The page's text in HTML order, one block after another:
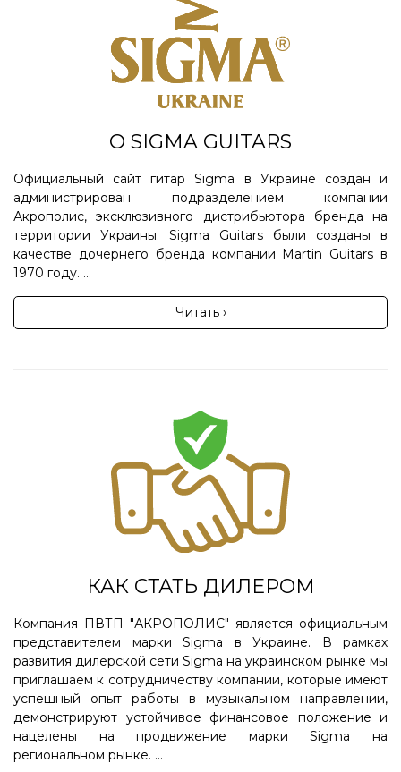
О SIGMA GUITARS
Официальный сайт гитар Sigma в Украине создан и
администрирован подразделением компании
Акрополис, эксклюзивного дистрибьютора бренда на
территории Украины. Sigma Guitars были созданы в
качестве дочернего бренда компании Martin Guitars в
1970 году. ...
Читать ›
КАК СТАТЬ ДИЛЕРОМ
Компания ПВТП "АКРОПОЛИС" является официальным
представителем марки Sigma в Украине. В рамках
развития дилерской сети Sigma на украинском рынке мы
приглашаем к сотрудничеству компании, которые имеют
успешный опыт работы в музыкальном направлении,
демонстрируют устойчивое финансовое положение и
нацелены на продвижение марки Sigma на
региональном рынке. ...